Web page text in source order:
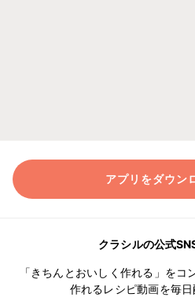
アプリをダウン
クラシルの公式
「きちんとおいしく作れる」をコ
作れるレシピ動画を毎日